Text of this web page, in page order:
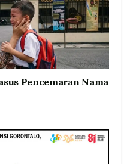
Pencemaran Nama